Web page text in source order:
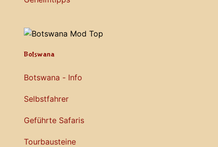
Botswana
Botswana - Info
Selbstfahrer
Geführte Safaris
Tourbausteine